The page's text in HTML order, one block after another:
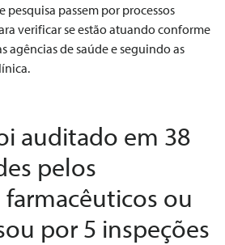
pesquisa passem por processos
verificar se estão atuando conforme
agências de saúde e seguindo as
auditado em 38
pelos
ou
por 5 inspeções